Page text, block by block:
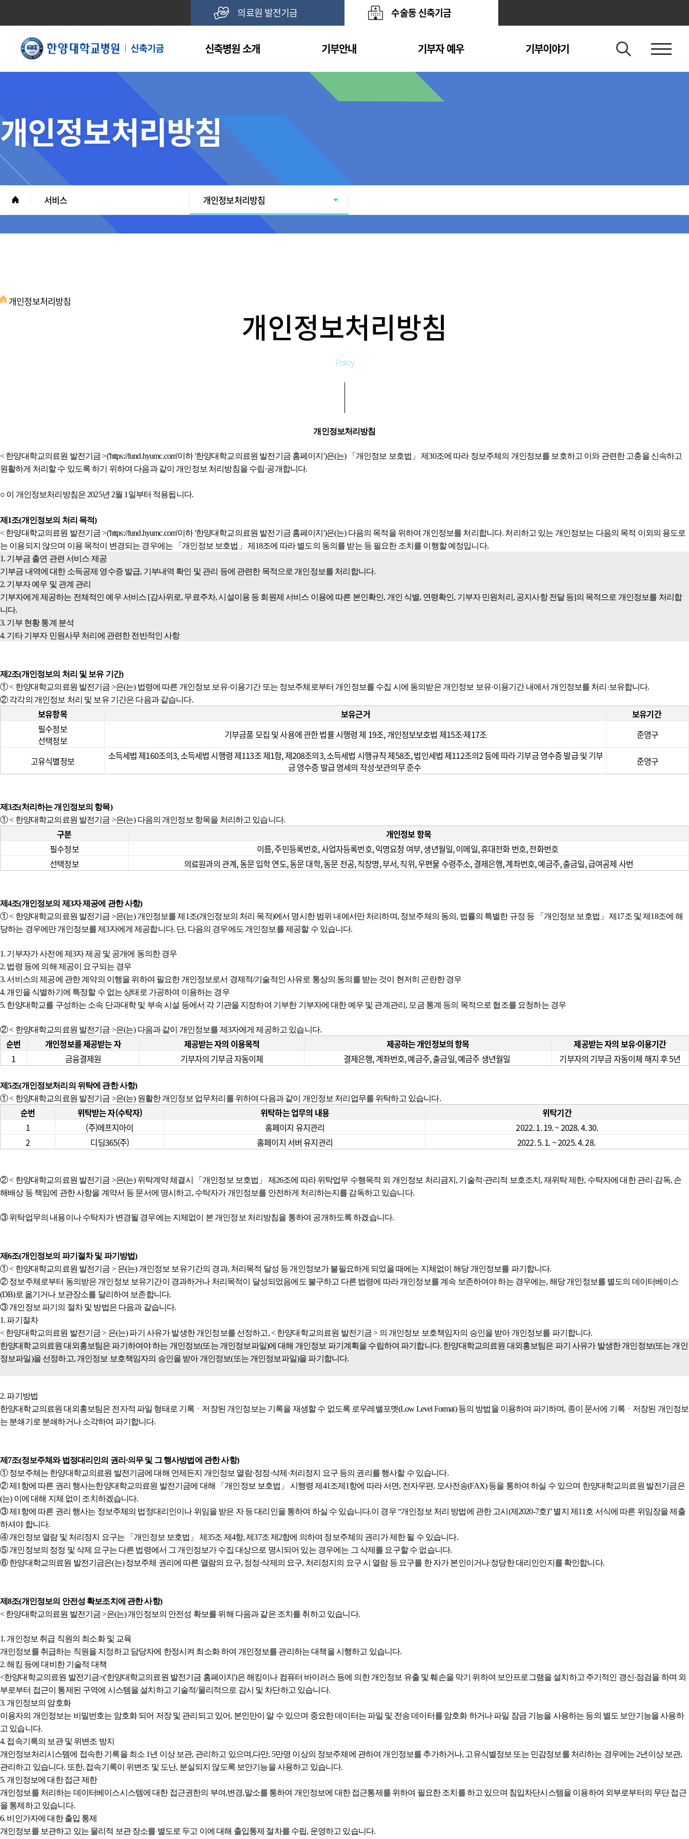
의료원 발전기금 수술동 신축기금
신축병원 소개 기부안내 기부자 예우 기부이야기
개인정보처리방침
서비스 개인정보처리방침
개인정보처리방침
개인정보처리방침
Policy
개인정보처리방침
< 한양대학교의료원 발전기금 >('https://fund.hyumc.com'이하 '한양대학교의료원 발전기금 홈페이지')은(는) 「개인정보 보호법」 제30조에 따라 정보주체의 개인정보를 보호하고 이와 관련한 고충을 신속하고
원활하게 처리할 수 있도록 하기 위하여 다음과 같이 개인정보 처리방침을 수립·공개합니다.
○ 이 개인정보처리방침은 2025년 2월 1일부터 적용됩니다.
제1조(개인정보의 처리 목적)
< 한양대학교의료원 발전기금 >('https://fund.hyumc.com'이하 '한양대학교의료원 발전기금 홈페이지')은(는) 다음의 목적을 위하여 개인정보를 처리합니다. 처리하고 있는 개인정보는 다음의 목적 이외의 용도로
는 이용되지 않으며 이용 목적이 변경되는 경우에는 「개인정보 보호법」 제18조에 따라 별도의 동의를 받는 등 필요한 조치를 이행할 예정입니다.​​
1. 기부금 출연 관련 서비스 제공
기부금 내역에 대한 소득공제 영수증 발급, 기부내역 확인 및 관리 등에 관련한 목적으로 개인정보를 처리합니다.
2. 기부자 예우 및 관계 관리
기부자에게 제공하는 전체적인 예우 서비스 [감사위로, 무료주차, 시설이용 등 회원제 서비스 이용에 따른 본인확인, 개인 식별, 연령확인, 기부자 민원처리, 공지사항 전달 등]의 목적으로 개인정보를 처리합
니다.
3. 기부 현황 통계 분석
4. 기타 기부자 민원사무 처리에 관련한 전반적인 사항
제2조(개인정보의 처리 및 보유 기간)
① < 한양대학교의료원 발전기금 >은(는) 법령에 따른 개인정보 보유·이용기간 또는 정보주체로부터 개인정보를 수집 시에 동의받은 개인정보 보유·이용기간 내에서 개인정보를 처리·보유합니다.
② 각각의 개인정보 처리 및 보유 기간은 다음과 같습니다.
보유항목 보유근거
보유기간
필수정보
선택정보
기부금품 모집 및 사용에 관한 법률 시행령 제 19조, 개인정보보호법 제15조·제17조 준영구
고유식별정보
소득세법 제160조의3, 소득세법 시행령 제113조 제1항, 제208조의3, 소득세법 시행규칙 제58조, 법인세법 제112조의2 등에 따라 기부금 영수증 발급 및 기부
금 영수증 발급 명세의 작성·보관의무 준수
준영구
제3조(처리하는 개인정보의 항목)
① < 한양대학교의료원 발전기금 >은(는) 다음의 개인정보 항목을 처리하고 있습니다.
구분
개인정보 항목
필수정보
이름, 주민등록번호, 사업자등록번호, 익명요청 여부, 생년월일, 이메일, 휴대전화 번호, 전화번호
선택정보
의료원과의 관계, 동문 입학 연도, 동문 대학, 동문 전공, 직장명, 부서, 직위, 우편물 수령주소, 결제은행, 계좌번호, 예금주, 출금일, 급여공제 사번
제4조(개인정보의 제3자 제공에 관한 사항)
① < 한양대학교의료원 발전기금 >은(는) 개인정보를 제1조(개인정보의 처리 목적)에서 명시한 범위 내에서만 처리하며, 정보주체의 동의, 법률의 특별한 규정 등 「개인정보 보호법」 제17조 및 제18조에 해
당하는 경우에만 개인정보를 제3자에게 제공합니다. 단, 다음의 경우에도 개인정보를 제공할 수 있습니다.
1. 기부자가 사전에 제3자 제공 및 공개에 동의한 경우
2. 법령 등에 의해 제공이 요구되는 경우
3. 서비스의 제공에 관한 계약의 이행을 위하여 필요한 개인정보로서 경제적/기술적인 사유로 통상의 동의를 받는 것이 현저히 곤란한 경우
4. 개인을 식별하기에 특정할 수 없는 상태로 가공하여 이용하는 경우
5. 한양대학교를 구성하는 소속 단과대학 및 부속 시설 등에서 각 기관을 지정하여 기부한 기부자에 대한 예우 및 관계관리, 모금 통계 등의 목적으로 협조를 요청하는 경우
② < 한양대학교의료원 발전기금 >은(는) 다음과 같이 개인정보를 제3자에게 제공하고 있습니다.
순번 개인정보를 제공받는 자 제공받는 자의 이용목적 제공하는 개인정보의 항목
제공받는 자의 보유·이용기간
1
금융결제원 기부자의 기부금 자동이체 결제은행, 계좌번호, 예금주, 출금일, 예금주 생년월일 기부자의 기부금 자동이체 해지 후 5년
제5조(개인정보처리의 위탁에 관한 사항)
① < 한양대학교의료원 발전기금 >은(는) 원활한 개인정보 업무처리를 위하여 다음과 같이 개인정보 처리업무를 위탁하고 있습니다.
순번 위탁받는 자(수탁자) 위탁하는 업무의 내용
위탁기간
1
(주)에프지아이 홈페이지 유지관리
2022. 1. 19. ~ 2028. 4. 30.
2
디딤365(주) 홈페이지 서버 유지관리 2022. 5. 1. ~ 2025. 4. 28.
② < 한양대학교의료원 발전기금 >은(는) 위탁계약 체결시 「개인정보 보호법」 제26조에 따라 위탁업무 수행목적 외 개인정보 처리금지, 기술적·관리적 보호조치, 재위탁 제한, 수탁자에 대한 관리·감독, 손
해배상 등 책임에 관한 사항을 계약서 등 문서에 명시하고, 수탁자가 개인정보를 안전하게 처리하는지를 감독하고 있습니다.
③ 위탁업무의 내용이나 수탁자가 변경될 경우에는 지체없이 본 개인정보 처리방침을 통하여 공개하도록 하겠습니다.
제6조(개인정보의 파기절차 및 파기방법)
① < 한양대학교의료원 발전기금 > 은(는) 개인정보 보유기간의 경과, 처리목적 달성 등 개인정보가 불필요하게 되었을 때에는 지체없이 해당 개인정보를 파기합니다.
② 정보주체로부터 동의받은 개인정보 보유기간이 경과하거나 처리목적이 달성되었음에도 불구하고 다른 법령에 따라 개인정보를 계속 보존하여야 하는 경우에는, 해당 개인정보를 별도의 데이터베이스
(DB)로 옮기거나 보관장소를 달리하여 보존합니다.
③ 개인정보 파기의 절차 및 방법은 다음과 같습니다.
1. 파기절차
< 한양대학교의료원 발전기금 > 은(는) 파기 사유가 발생한 개인정보를 선정하고, < 한양대학교의료원 발전기금 > 의 개인정보 보호책임자의 승인을 받아 개인정보를 파기합니다.
한양대학교의료원 대외홍보팀은 파기하여야 하는 개인정보(또는 개인정보파일)에 대해 개인정보 파기계획을 수립하여 파기합니다. 한양대학교의료원 대외홍보팀은 파기 사유가 발생한 개인정보(또는 개인
정보파일)을 선정하고, 개인정보 보호책임자의 승인을 받아 개인정보(또는 개인정보파일)을 파기합니다.
2. 파기방법
한양대학교의료원 대외홍보팀은 전자적 파일 형태로 기록ㆍ저장된 개인정보는 기록을 재생할 수 없도록 로우레밸포멧(Low Level Format) 등의 방법을 이용하여 파기하며, 종이 문서에 기록ㆍ저장된 개인정보
는 분쇄기로 분쇄하거나 소각하여 파기합니다.
제7조(정보주체와 법정대리인의 권리·의무 및 그 행사방법에 관한 사항)
① 정보주체는 한양대학교의료원 발전기금에 대해 언제든지 개인정보 열람·정정·삭제·처리정지 요구 등의 권리를 행사할 수 있습니다.
② 제1항에 따른 권리 행사는한양대학교의료원 발전기금에 대해 「개인정보 보호법」 시행령 제41조제1항에 따라 서면, 전자우편, 모사전송(FAX) 등을 통하여 하실 수 있으며 한양대학교의료원 발전기금은
(는) 이에 대해 지체 없이 조치하겠습니다.
③ 제1항에 따른 권리 행사는 정보주체의 법정대리인이나 위임을 받은 자 등 대리인을 통하여 하실 수 있습니다.이 경우 “개인정보 처리 방법에 관한 고시(제2020-7호)” 별지 제11호 서식에 따른 위임장을 제출
하셔야 합니다.
④ 개인정보 열람 및 처리정지 요구는 「개인정보 보호법」 제35조 제4항, 제37조 제2항에 의하여 정보주체의 권리가 제한 될 수 있습니다.
⑤ 개인정보의 정정 및 삭제 요구는 다른 법령에서 그 개인정보가 수집 대상으로 명시되어 있는 경우에는 그 삭제를 요구할 수 없습니다.
⑥ 한양대학교의료원 발전기금은(는) 정보주체 권리에 따른 열람의 요구, 정정·삭제의 요구, 처리정지의 요구 시 열람 등 요구를 한 자가 본인이거나 정당한 대리인인지를 확인합니다.
제8조(개인정보의 안전성 확보조치에 관한 사항)
< 한양대학교의료원 발전기금 >은(는) 개인정보의 안전성 확보를 위해 다음과 같은 조치를 취하고 있습니다.
1. 개인정보 취급 직원의 최소화 및 교육
개인정보를 취급하는 직원을 지정하고 담당자에 한정시켜 최소화 하여 개인정보를 관리하는 대책을 시행하고 있습니다.
2. 해킹 등에 대비한 기술적 대책
<한양대학교의료원 발전기금>('한양대학교의료원 발전기금 홈페이지')은 해킹이나 컴퓨터 바이러스 등에 의한 개인정보 유출 및 훼손을 막기 위하여 보안프로그램을 설치하고 주기적인 갱신·점검을 하며 외
부로부터 접근이 통제된 구역에 시스템을 설치하고 기술적/물리적으로 감시 및 차단하고 있습니다.
3. 개인정보의 암호화
이용자의 개인정보는 비밀번호는 암호화 되어 저장 및 관리되고 있어, 본인만이 알 수 있으며 중요한 데이터는 파일 및 전송 데이터를 암호화 하거나 파일 잠금 기능을 사용하는 등의 별도 보안기능을 사용하
고 있습니다.
4. 접속기록의 보관 및 위변조 방지
개인정보처리시스템에 접속한 기록을 최소 1년 이상 보관, 관리하고 있으며,다만, 5만명 이상의 정보주체에 관하여 개인정보를 추가하거나, 고유식별정보 또는 민감정보를 처리하는 경우에는 2년이상 보관,
관리하고 있습니다. 또한, 접속기록이 위변조 및 도난, 분실되지 않도록 보안기능을 사용하고 있습니다.
5. 개인정보에 대한 접근 제한
개인정보를 처리하는 데이터베이스시스템에 대한 접근권한의 부여,변경,말소를 통하여 개인정보에 대한 접근통제를 위하여 필요한 조치를 하고 있으며 침입차단시스템을 이용하여 외부로부터의 무단 접근
을 통제하고 있습니다.
6. 비인가자에 대한 출입 통제
개인정보를 보관하고 있는 물리적 보관 장소를 별도로 두고 이에 대해 출입통제 절차를 수립, 운영하고 있습니다.